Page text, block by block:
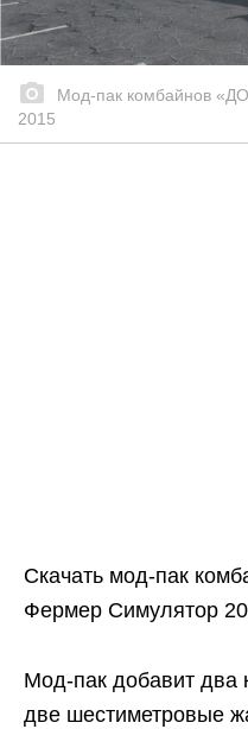
Мод-пак комбайнов
2015
Скачать мод-пак
Фермер Симулятор
Мод-пак добавит
две шестиметровые